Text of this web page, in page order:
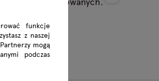
funkcje
z naszej
mogą
podczas